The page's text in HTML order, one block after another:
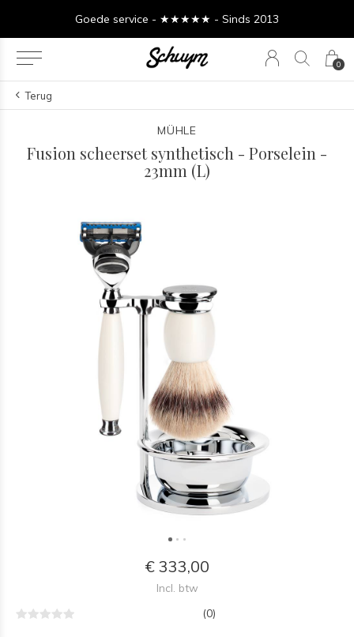
0
Goede service - ★★★★★ - Sinds 2013
Terug
MÜHLE
Fusion scheerset synthetisch - Porselein -
23mm (L)
€ 333,00
Incl. btw
(0)